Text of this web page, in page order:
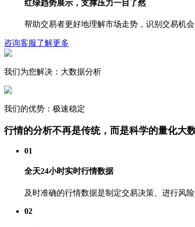
红绿趋势展示，支撑压力一目了然
帮助交易者更好地理解市场走势，识别交易机
咨询客服了解更多
我们为您解决：大数据分析
我们的优势：极速稳定
行情的分析不再是传统，而是科学的量化大
01
全天24小时实时行情数据
及时准确的行情数据是制定交易决策、进行风
02